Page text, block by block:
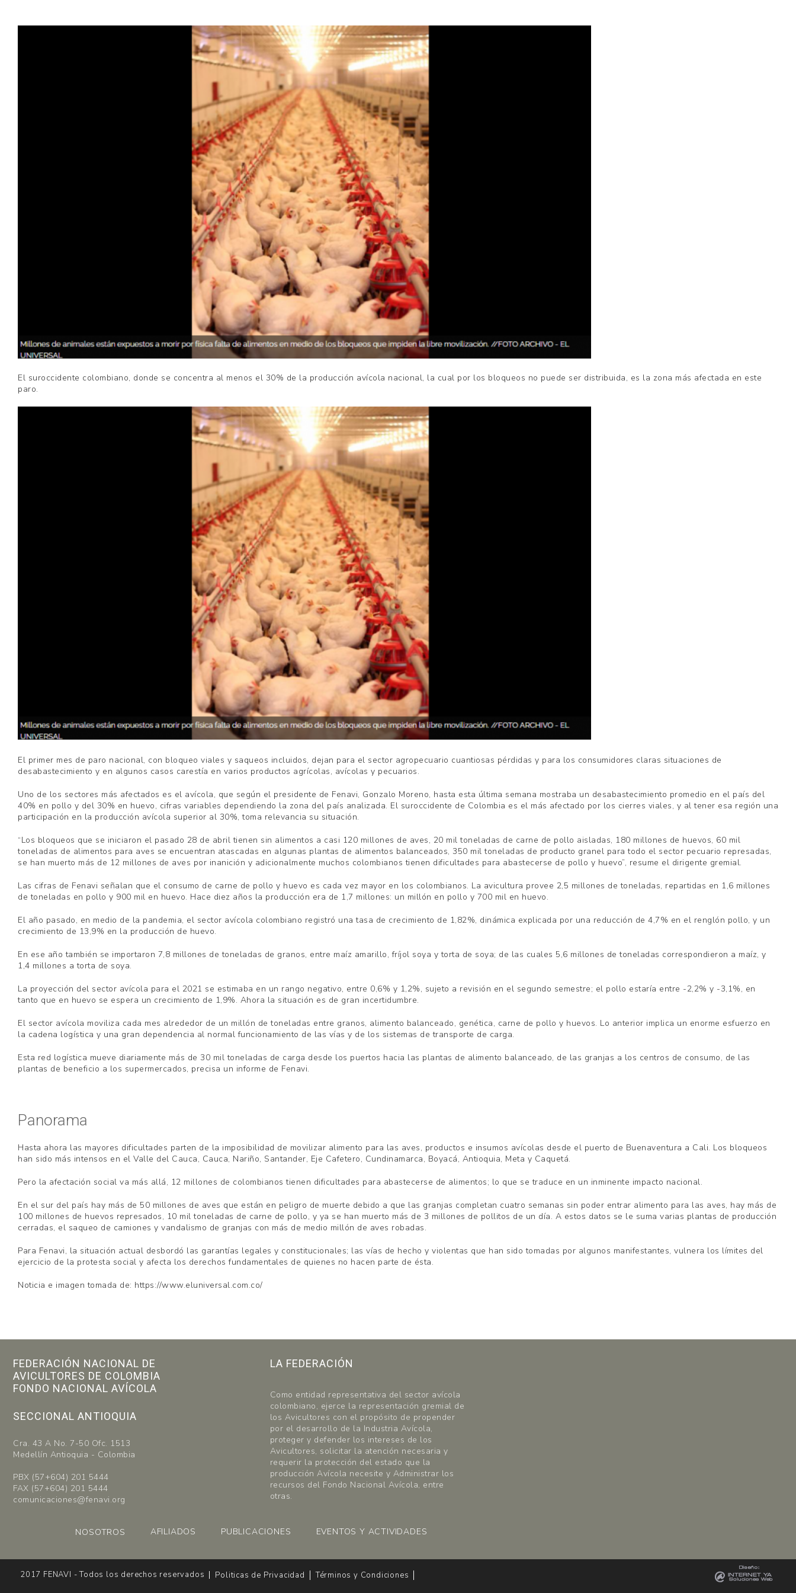
El suroccidente colombiano, donde se concentra al menos el 30% de la producción avícola nacional, la cual por los bloqueos no puede ser distribuida, es la zona más afectada en este
paro.
El primer mes de paro nacional, con bloqueo viales y saqueos incluidos, dejan para el sector agropecuario cuantiosas pérdidas y para los consumidores claras situaciones de
desabastecimiento y en algunos casos carestía en varios productos agrícolas, avícolas y pecuarios.
Uno de los sectores más afectados es el avícola, que según el presidente de Fenavi, Gonzalo Moreno, hasta esta última semana mostraba un desabastecimiento promedio en el país del
40% en pollo y del 30% en huevo, cifras variables dependiendo la zona del país analizada. El suroccidente de Colombia es el más afectado por los cierres viales, y al tener esa región una
participación en la producción avícola superior al 30%, toma relevancia su situación.
“Los bloqueos que se iniciaron el pasado 28 de abril tienen sin alimentos a casi 120 millones de aves, 20 mil toneladas de carne de pollo aisladas, 180 millones de huevos, 60 mil
toneladas de alimentos para aves se encuentran atascadas en algunas plantas de alimentos balanceados, 350 mil toneladas de producto granel para todo el sector pecuario represadas,
se han muerto más de 12 millones de aves por inanición y adicionalmente muchos colombianos tienen dificultades para abastecerse de pollo y huevo”, resume el dirigente gremial.
Las cifras de Fenavi señalan que el consumo de carne de pollo y huevo es cada vez mayor en los colombianos. La avicultura provee 2,5 millones de toneladas, repartidas en 1,6 millones
de toneladas en pollo y 900 mil en huevo. Hace diez años la producción era de 1,7 millones: un millón en pollo y 700 mil en huevo.
El año pasado, en medio de la pandemia, el sector avícola colombiano registró una tasa de crecimiento de 1,82%, dinámica explicada por una reducción de 4,7% en el renglón pollo, y un
crecimiento de 13,9% en la producción de huevo.
En ese año también se importaron 7,8 millones de toneladas de granos, entre maíz amarillo, fríjol soya y torta de soya; de las cuales 5,6 millones de toneladas correspondieron a maíz, y
1,4 millones a torta de soya.
La proyección del sector avícola para el 2021 se estimaba en un rango negativo, entre 0,6% y 1,2%, sujeto a revisión en el segundo semestre; el pollo estaría entre -2,2% y -3,1%, en
tanto que en huevo se espera un crecimiento de 1,9%. Ahora la situación es de gran incertidumbre.
El sector avícola moviliza cada mes alrededor de un millón de toneladas entre granos, alimento balanceado, genética, carne de pollo y huevos. Lo anterior implica un enorme esfuerzo en
la cadena logística y una gran dependencia al normal funcionamiento de las vías y de los sistemas de transporte de carga.
Esta red logística mueve diariamente más de 30 mil toneladas de carga desde los puertos hacia las plantas de alimento balanceado, de las granjas a los centros de consumo, de las
plantas de beneficio a los supermercados, precisa un informe de Fenavi.
Panorama
Hasta ahora las mayores dificultades parten de la imposibilidad de movilizar alimento para las aves, productos e insumos avícolas desde el puerto de Buenaventura a Cali. Los bloqueos
han sido más intensos en el Valle del Cauca, Cauca, Nariño, Santander, Eje Cafetero, Cundinamarca, Boyacá, Antioquia, Meta y Caquetá.
Pero la afectación social va más allá, 12 millones de colombianos tienen dificultades para abastecerse de alimentos; lo que se traduce en un inminente impacto nacional.
En el sur del país hay más de 50 millones de aves que están en peligro de muerte debido a que las granjas completan cuatro semanas sin poder entrar alimento para las aves, hay más de
100 millones de huevos represados, 10 mil toneladas de carne de pollo, y ya se han muerto más de 3 millones de pollitos de un día. A estos datos se le suma varias plantas de producción
cerradas, el saqueo de camiones y vandalismo de granjas con más de medio millón de aves robadas.
Para Fenavi, la situación actual desbordó las garantías legales y constitucionales; las vías de hecho y violentas que han sido tomadas por algunos manifestantes, vulnera los límites del
ejercicio de la protesta social y afecta los derechos fundamentales de quienes no hacen parte de ésta.
Noticia e imagen tomada de: https://www.eluniversal.com.co/
FEDERACIÓN NACIONAL DE
AVICULTORES DE COLOMBIA
FONDO NACIONAL AVÍCOLA
SECCIONAL ANTIOQUIA
Cra. 43 A No. 7-50 Ofc. 1513
Medellín Antioquia - Colombia
PBX (57+604) 201 5444
FAX (57+604) 201 5444
comunicaciones@fenavi.org
LA FEDERACIÓN
Como entidad representativa del sector avícola
colombiano, ejerce la representación gremial de
los Avicultores con el propósito de propender
por el desarrollo de la Industria Avícola,
proteger y defender los intereses de los
Avicultores, solicitar la atención necesaria y
requerir la protección del estado que la
producción Avícola necesite y Administrar los
recursos del Fondo Nacional Avícola, entre
otras.
NOSOTROS AFILIADOS PUBLICACIONES EVENTOS Y ACTIVIDADES
2017 FENAVI - Todos los derechos reservados Politicas de Privacidad Términos y Condiciones